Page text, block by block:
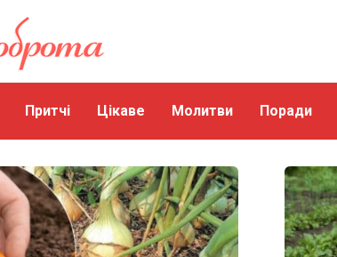
Притчі Цікаве Молитви Поради